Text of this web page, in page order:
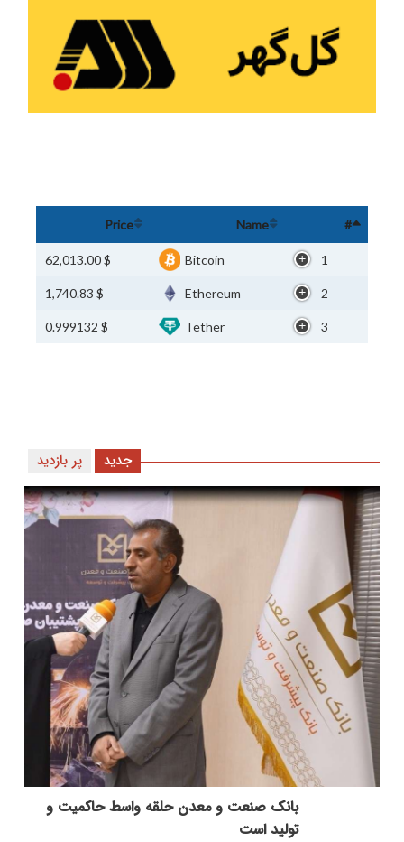
#
Name
Price
1
Bitcoin
$ 62,013.00
2
Ethereum
$ 1,740.83
3
Tether
$ 0.999132
پر بازدید جدید
بانك صنعت و معدن حلقه واسط حاكمیت و
تولید است